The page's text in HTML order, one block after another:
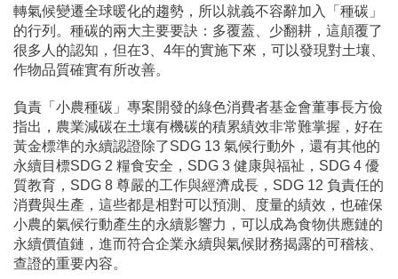
轉氣候變遷全球暖化的趨勢，所以就義不容辭加入「種碳」
的行列。種碳的兩大主要要訣：多覆蓋、少翻耕，這顛覆了
很多人的認知，但在3、4年的實施下來，可以發現對土壤、
作物品質確實有所改善。
負責「小農種碳」專案開發的綠色消費者基金會董事長方儉
指出，農業減碳在土壤有機碳的積累績效非常難掌握，好在
黃金標準的永續認證除了SDG 13 氣候行動外，還有其他的
永續目標SDG 2 糧食安全，SDG 3 健康與福祉，SDG 4 優
質教育，SDG 8 尊嚴的工作與經濟成長，SDG 12 負責任的
消費與生產，這些都是相對可以預測、度量的績效，也確保
小農的氣候行動產生的永續影響力，可以成為食物供應鏈的
永續價值鏈，進而符合企業永續與氣候財務揭露的可稽核、
查證的重要內容。